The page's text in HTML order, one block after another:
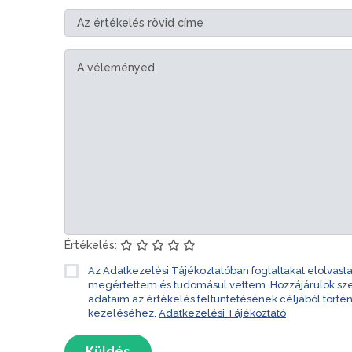
Értékelés:
Az Adatkezelési Tájékoztatóban foglaltakat
megértettem és tudomásul vettem. Hozzájárulok
adataim az értékelés feltüntetésének céljából
kezeléséhez. Adatkezelési Tájékoztató